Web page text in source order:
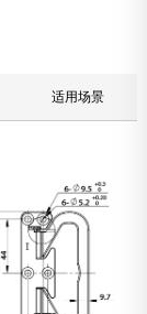
适用场景